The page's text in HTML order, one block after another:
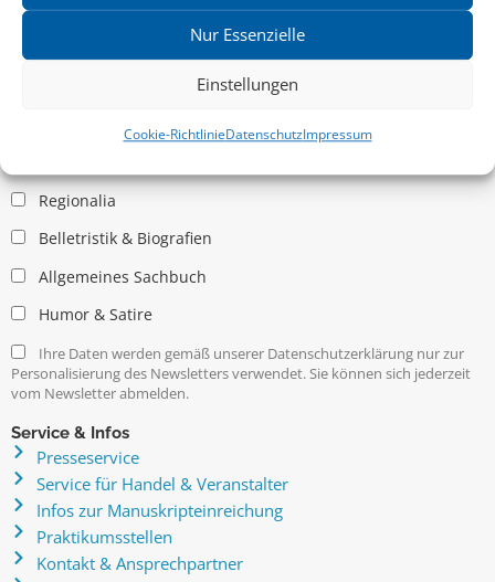
Nur Essenzielle
Einstellungen
Cookie-RichtlinieDatenschutzImpressum
Kritische Theorie / Philosophie
Regionalia
Belletristik & Biografien
Allgemeines Sachbuch
Humor & Satire
Ihre Daten werden gemäß unserer Datenschutzerklärung nur zur
Personalisierung des Newsletters verwendet. Sie können sich jederzeit
vom Newsletter abmelden.
Service & Infos
Presseservice
Service für Handel & Veranstalter
Infos zur Manuskripteinreichung
Praktikumsstellen
Kontakt & Ansprechpartner